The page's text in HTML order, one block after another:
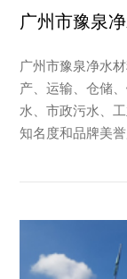
广州市豫泉
广州市豫泉净水
产、运输、仓储
水、市政污水、
知名度和品牌美誉